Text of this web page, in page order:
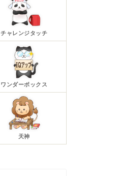
チャレンジタッチ
ワンダーボックス
天神